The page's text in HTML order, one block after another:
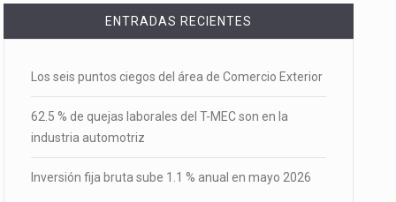
ENTRADAS RECIENTES
Los seis puntos ciegos del área de Comercio Exterior
62.5 % de quejas laborales del T-MEC son en la
industria automotriz
Inversión fija bruta sube 1.1 % anual en mayo 2026